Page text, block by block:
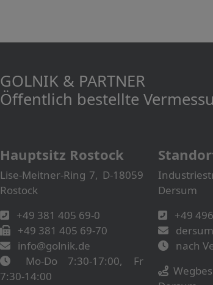
GOLNIK & PARTNER
Öffentlich bestellte
Hauptsitz Rostock
Lise-Meitner-Ring 7, D-18059
Rostock
+49 381 405 69-0
+49 381 405 69-70
info@golnik.de
Mo-Do 7:30-17:00, Fr
7:30-14:00
Dersum
+49
nach